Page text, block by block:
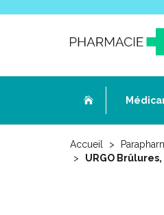
Accueil
URGO